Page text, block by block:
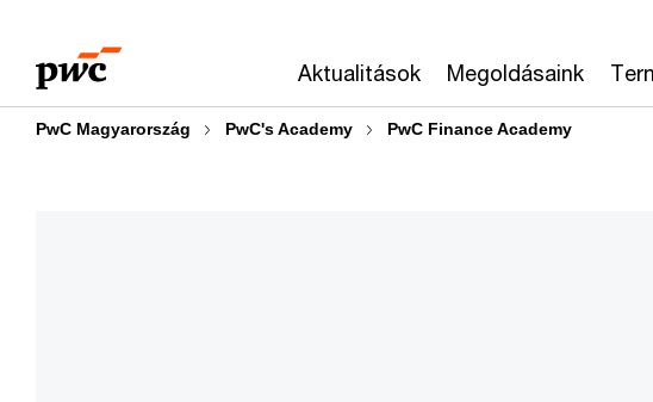
content
footer
Aktualitások Megoldásaink
PwC Magyarország PwC's Academy PwC Finance Academy